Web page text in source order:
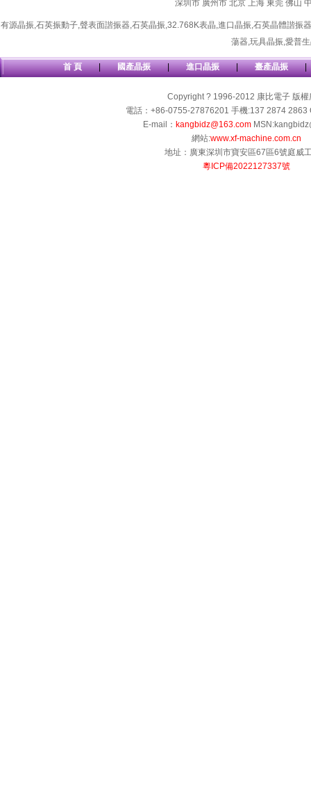
深圳市 廣州市 北京 上海 東莞 佛山
有源晶振,石英振動子,聲表面諧振器,石英晶振,32.768K表晶,進口晶振,石英晶體諧振器
蕩器,玩具晶振,愛普
首 頁 | 國產晶振 | 進口晶振 | 臺產晶振 |
Copyright ? 1996-2012 康比電子 版權
電話：+86-0755-27876201 手機:137 2874 2863
E-mail： kangbidz@163.com
網站:www.xf-machine.com.cn
地址：廣東深圳市寶安區67區6號庭威
粵ICP備2022127337號